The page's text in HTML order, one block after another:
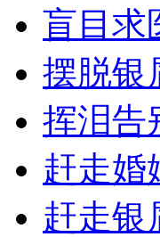
盲目求
摆脱银
挥泪告
赶走婚
赶走银